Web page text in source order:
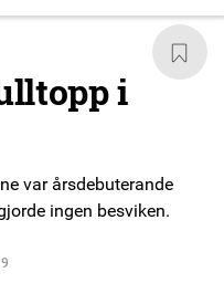
i
var årsdebuterande
ingen besviken.